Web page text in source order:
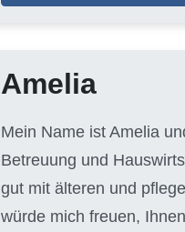
Amelia
Mein Name ist Amelia
Betreuung und
gut mit älteren und
würde mich freuen,